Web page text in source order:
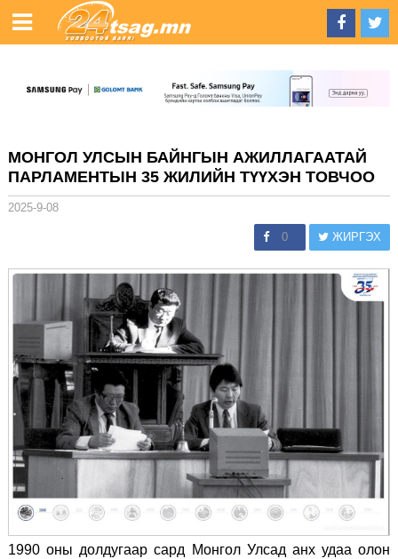
МОНГОЛ УЛСЫН БАЙНГЫН АЖИЛЛАГААТАЙ
ПАРЛАМЕНТЫН 35 ЖИЛИЙН ТҮҮХЭН ТОВЧОО
2025-9-08
0 ЖИРГЭХ
1990 оны долдугаар сард Монгол Улсад анх удаа олон